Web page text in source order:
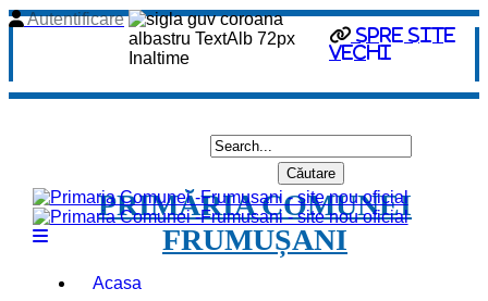
spre site
vechi
Autentificare
PRIMĂRIA COMUNEI
FRUMUȘANI
Acasa